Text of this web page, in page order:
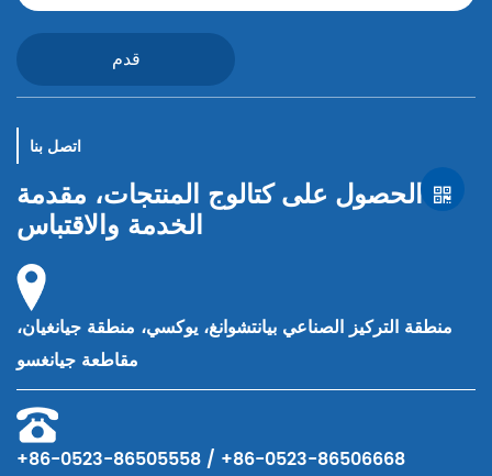
قدم
اتصل بنا
الحصول على كتالوج المنتجات، مقدمة
الخدمة والاقتباس
منطقة التركيز الصناعي بيانتشوانغ، يوكسي، منطقة جيانغيان،
مقاطعة جيانغسو
+86-0523-86505558 / +86-0523-86506668